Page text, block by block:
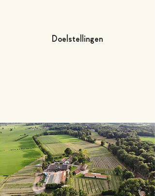
Doelstellingen